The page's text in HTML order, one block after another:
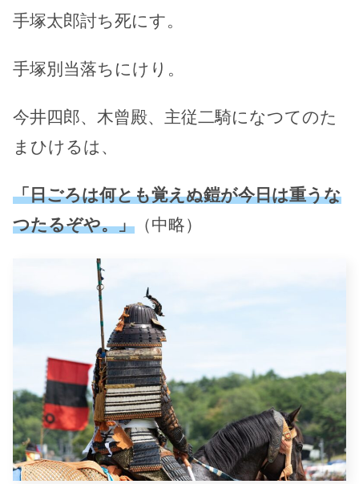
手塚太郎討ち死にす。
手塚別当落ちにけり。
今井四郎、木曾殿、主従二騎になつてのた
まひけるは、
「日ごろは何とも覚えぬ鎧が今日は重うな
つたるぞや。」 （中略）